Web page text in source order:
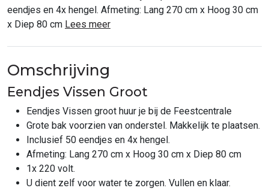
eendjes en 4x hengel. Afmeting: Lang 270 cm x Hoog 30 cm
x Diep 80 cm Lees meer
Omschrijving
Eendjes Vissen Groot
Eendjes Vissen groot huur je bij de Feestcentrale
Grote bak voorzien van onderstel. Makkelijk te plaatsen.
Inclusief 50 eendjes en 4x hengel.
Afmeting: Lang 270 cm x Hoog 30 cm x Diep 80 cm
1x 220 volt.
U dient zelf voor water te zorgen. Vullen en klaar.